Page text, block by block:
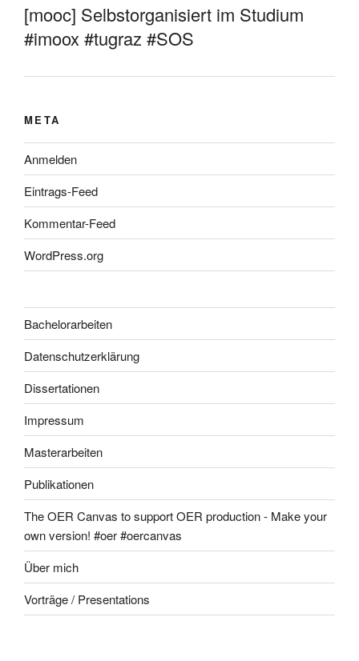
[mooc] Selbstorganisiert im Studium
#imoox #tugraz #SOS
META
Anmelden
Eintrags-Feed
Kommentar-Feed
WordPress.org
Bachelorarbeiten
Datenschutzerklärung
Dissertationen
Impressum
Masterarbeiten
Publikationen
The OER Canvas to support OER production - Make your
own version! #oer #oercanvas
Über mich
Vorträge / Presentations